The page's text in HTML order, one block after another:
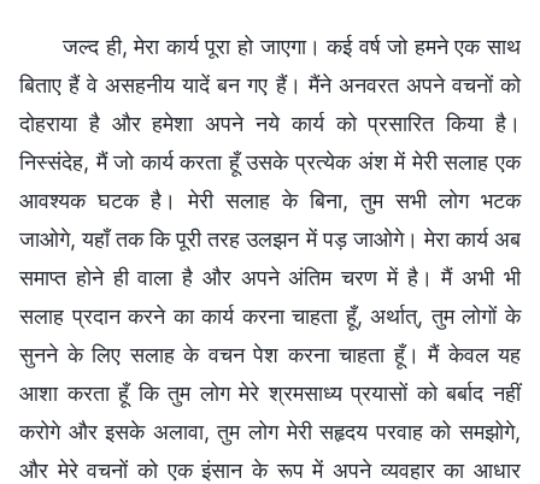
जल्द ही, मेरा कार्य पूरा हो जाएगा। कई वर्ष जो हमने एक साथ
बिताए हैं वे असहनीय यादें बन गए हैं। मैंने अनवरत अपने वचनों को
दोहराया है और हमेशा अपने नये कार्य को प्रसारित किया है।
निस्संदेह, मैं जो कार्य करता हूँ उसके प्रत्येक अंश में मेरी सलाह एक
आवश्यक घटक है। मेरी सलाह के बिना, तुम सभी लोग भटक
जाओगे, यहाँ तक कि पूरी तरह उलझन में पड़ जाओगे। मेरा कार्य अब
समाप्त होने ही वाला है और अपने अंतिम चरण में है। मैं अभी भी
सलाह प्रदान करने का कार्य करना चाहता हूँ, अर्थात्, तुम लोगों के
सुनने के लिए सलाह के वचन पेश करना चाहता हूँ। मैं केवल यह
आशा करता हूँ कि तुम लोग मेरे श्रमसाध्य प्रयासों को बर्बाद नहीं
करोगे और इसके अलावा, तुम लोग मेरी सहृदय परवाह को समझोगे,
और मेरे वचनों को एक इंसान के रूप में अपने व्यवहार का आधार